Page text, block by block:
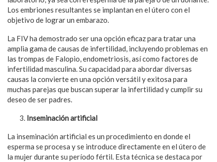
Los embriones resultantes se implantan en el útero con el
objetivo de lograr un embarazo.
La FIV ha demostrado ser una opción eficaz para tratar una
amplia gama de causas de infertilidad, incluyendo problemas en
las trompas de Falopio, endometriosis, así como factores de
infertilidad masculina. Su capacidad para abordar diversas
causas la convierte en una opción versátil y exitosa para
muchas parejas que buscan superar la infertilidad y cumplir su
deseo de ser padres.
Inseminación artificial
La inseminación artificial es un procedimiento en donde el
esperma se procesa y se introduce directamente en el útero de
la mujer durante su período fértil. Esta técnica se destaca por